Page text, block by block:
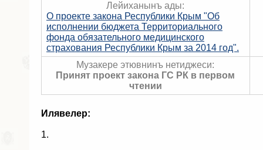
Лейиханынъ ады:
О проекте закона Республики Крым "Об
исполнении бюджета Территориального
фонда обязательного медицинского
страхования Республики Крым за 2014 год".
Музакере этювнинъ нетиджеси:
Принят проект закона ГС РК в первом
чтении
Илявелер:
1.